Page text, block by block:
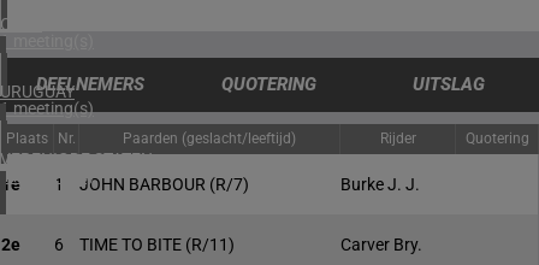
CHILI
1 meeting(s)
URUGUAY
1 meeting(s)
VERENIGDE STATEN
4 meeting(s)
DEELNEMERS QUOTERING UITSLAG
Plaats Nr. Paarden (geslacht/leeftijd) Rijder Quotering
1e 1 JOHN BARBOUR (R/7) Burke J. J.
2e 6 TIME TO BITE (R/11) Carver Bry.